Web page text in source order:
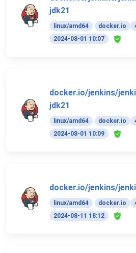
jdk21
linux/amd64 docker.io
2024-08-01 10:07
docker.io/jenkins/
jdk21
linux/amd64 docker.io
2024-08-01 10:09
docker.io/jenkins/
linux/amd64 docker.io
2024-08-11 18:12